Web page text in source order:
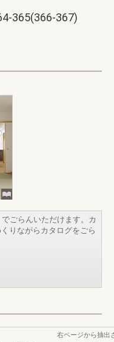
365(366-367)
ごらんいただけます。カ
りながらカタログをごら
右ページから抽出